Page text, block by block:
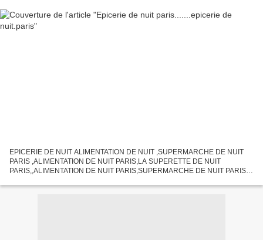
EPICERIE DE NUIT ALIMENTATION DE NUIT ,SUPERMARCHE DE NUIT
PARIS ,ALIMENTATION DE NUIT PARIS,LA SUPERETTE DE NUIT
PARIS,,ALIMENTATION DE NUIT PARIS,SUPERMARCHE DE NUIT PARIS
PARIS CENTRE ,bière...